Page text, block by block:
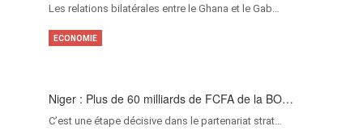
Les relations bilatérales entre le Ghana et le Gab…
Niger : Plus de 60 milliards de FCFA de la BO…
C’est une étape décisive dans le partenariat strat…
ECONOMIE